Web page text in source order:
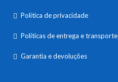
Política de privacidade
Políticas de entrega e transporte
Garantia e devoluções